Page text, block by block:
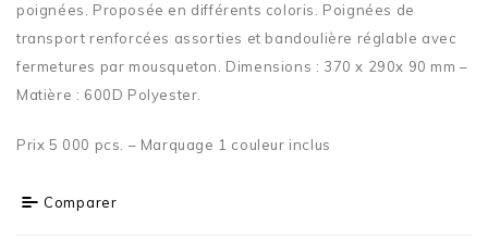
poignées. Proposée en différents coloris. Poignées de
transport renforcées assorties et bandoulière réglable avec
fermetures par mousqueton. Dimensions : 370 x 290x 90 mm –
Matière : 600D Polyester.
Prix 5 000 pcs. – Marquage 1 couleur inclus
Comparer